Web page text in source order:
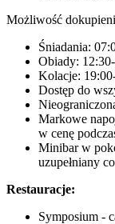
Możliwość
Śniadania:
Obiady:
Kolacje:
Dostęp do
Markowe
w cenę
Minibar w
uzupełniany
Restauracje:
Symposium -